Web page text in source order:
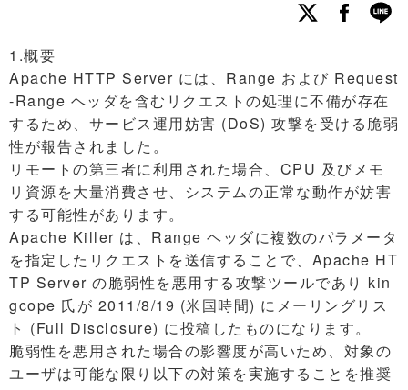
1.概要
Apache HTTP Server には、Range および Request
-Range ヘッダを含むリクエストの処理に不備が存在
するため、サービス運用妨害 (DoS) 攻撃を受ける脆弱
性が報告されました。
リモートの第三者に利用された場合、CPU 及びメモ
リ資源を大量消費させ、システムの正常な動作が妨害
する可能性があります。
Apache Killer は、Range ヘッダに複数のパラメータ
を指定したリクエストを送信することで、Apache HT
TP Server の脆弱性を悪用する攻撃ツールであり kin
gcope 氏が 2011/8/19 (米国時間) にメーリングリス
ト (Full Disclosure) に投稿したものになります。
脆弱性を悪用された場合の影響度が高いため、対象の
ユーザは可能な限り以下の対策を実施することを推奨